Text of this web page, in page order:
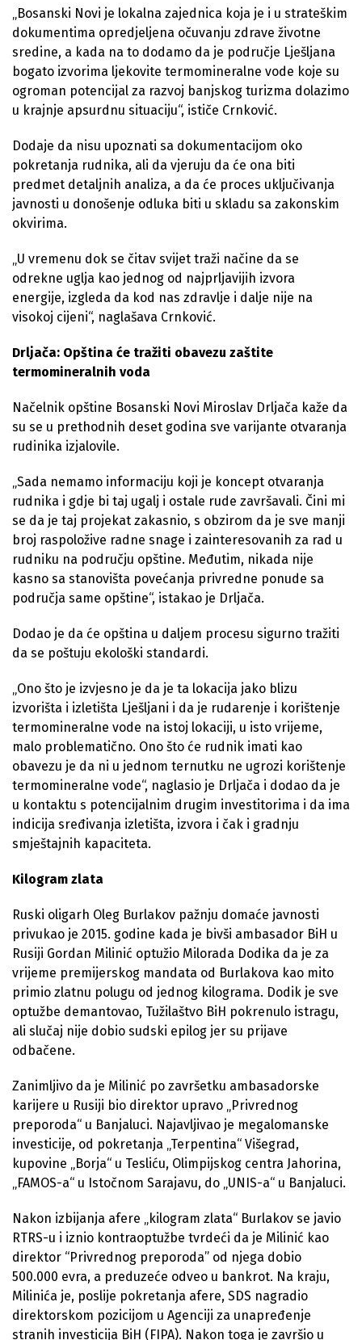
„Bosanski Novi je lokalna zajednica koja je i u strateškim
dokumentima opredjeljena očuvanju zdrave životne
sredine, a kada na to dodamo da je područje Lješljana
bogato izvorima ljekovite termomineralne vode koje su
ogroman potencijal za razvoj banjskog turizma dolazimo
u krajnje apsurdnu situaciju“, ističe Crnković.
Dodaje da nisu upoznati sa dokumentacijom oko
pokretanja rudnika, ali da vjeruju da će ona biti
predmet detaljnih analiza, a da će proces uključivanja
javnosti u donošenje odluka biti u skladu sa zakonskim
okvirima.
„U vremenu dok se čitav svijet traži načine da se
odrekne uglja kao jednog od najprljavijih izvora
energije, izgleda da kod nas zdravlje i dalje nije na
visokoj cijeni“, naglašava Crnković.
Drljača: Opština će tražiti obavezu zaštite
termomineralnih voda
Načelnik opštine Bosanski Novi Miroslav Drljača kaže da
su se u prethodnih deset godina sve varijante otvaranja
rudinika izjalovile.
„Sada nemamo informaciju koji je koncept otvaranja
rudnika i gdje bi taj ugalj i ostale rude završavali. Čini mi
se da je taj projekat zakasnio, s obzirom da je sve manji
broj raspoložive radne snage i zainteresovanih za rad u
rudniku na području opštine. Međutim, nikada nije
kasno sa stanovišta povećanja privredne ponude sa
područja same opštine“, istakao je Drljača.
Dodao je da će opština u daljem procesu sigurno tražiti
da se poštuju ekološki standardi.
„Ono što je izvjesno je da je ta lokacija jako blizu
izvorišta i izletišta Lješljani i da je rudarenje i korištenje
termomineralne vode na istoj lokaciji, u isto vrijeme,
malo problematično. Ono što će rudnik imati kao
obavezu je da ni u jednom ternutku ne ugrozi korištenje
termomineralne vode“, naglasio je Drljača i dodao da je
u kontaktu s potencijalnim drugim investitorima i da ima
indicija sređivanja izletišta, izvora i čak i gradnju
smještajnih kapaciteta.
Kilogram zlata
Ruski oligarh Oleg Burlakov pažnju domaće javnosti
privukao je 2015. godine kada je bivši ambasador BiH u
Rusiji Gordan Milinić optužio Milorada Dodika da je za
vrijeme premijerskog mandata od Burlakova kao mito
primio zlatnu polugu od jednog kilograma. Dodik je sve
optužbe demantovao, Tužilaštvo BiH pokrenulo istragu,
ali slučaj nije dobio sudski epilog jer su prijave
odbačene.
Zanimljivo da je Milinić po završetku ambasadorske
karijere u Rusiji bio direktor upravo „Privrednog
preporoda“ u Banjaluci. Najavljivao je megalomanske
investicije, od pokretanja „Terpentina“ Višegrad,
kupovine „Borja“ u Tesliću, Olimpijskog centra Jahorina,
„FAMOS-a“ u Istočnom Sarajavu, do „UNIS-a“ u Banjaluci.
Nakon izbijanja afere „kilogram zlata“ Burlakov se javio
RTRS-u i iznio kontraoptužbe tvrdeći da je Milinić kao
direktor “Privrednog preporoda” od njega dobio
500.000 evra, a preduzeće odveo u bankrot. Na kraju,
Milinića je, poslije pokretanja afere, SDS nagradio
direktorskom pozicijom u Agenciji za unapređenje
stranih investicija BiH (FIPA). Nakon toga je završio u